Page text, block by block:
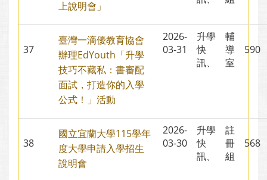
上說明會」
37
臺灣一滴優教育協會
辦理EdYouth「升學
技巧不藏私：書審配
面試，打造你的入學
公式！」活動
2026-
03-31
升學
快
訊、
輔
導
室
38
國立宜蘭大學115學年
度大學申請入學招生
說明會
2026-
03-30
升學
快
訊、
註
冊
組